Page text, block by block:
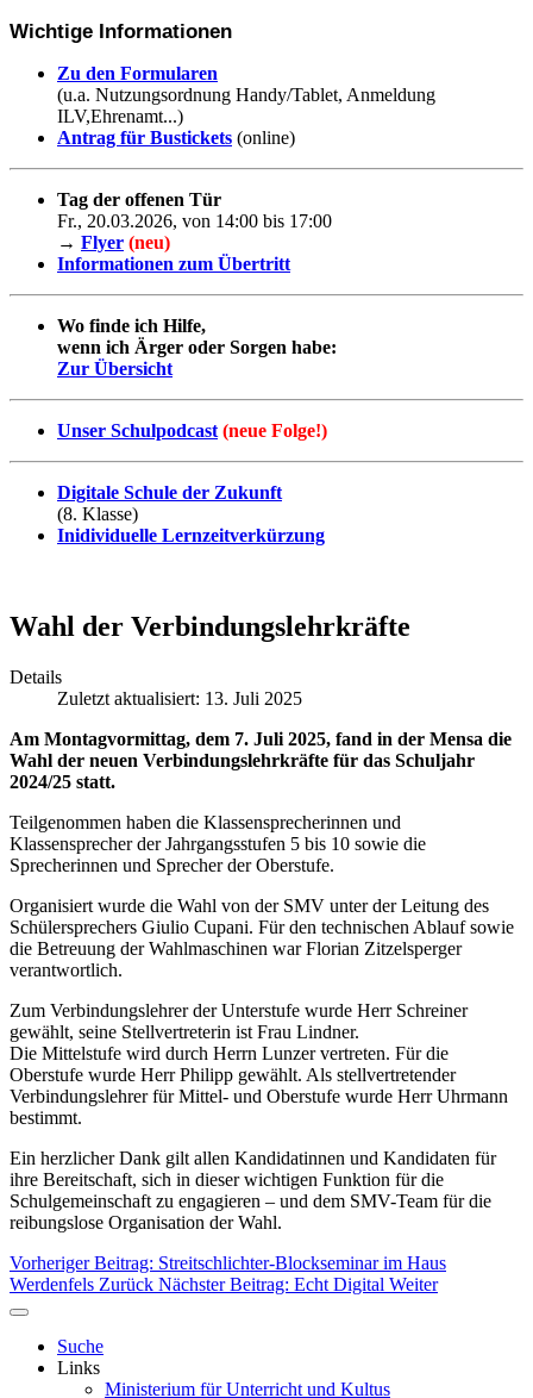
Wichtige Informationen
Zu den Formularen
(u.a. Nutzungsordnung Handy/Tablet, Anmeldung
ILV,Ehrenamt...)
Antrag für Bustickets (online)
Tag der offenen Tür
Fr., 20.03.2026, von 14:00 bis 17:00
→ Flyer (neu)
Informationen zum Übertritt
Wo finde ich Hilfe,
wenn ich Ärger oder Sorgen habe:
Zur Übersicht
Unser Schulpodcast (neue Folge!)
Digitale Schule der Zukunft
(8. Klasse)
Inidividuelle Lernzeitverkürzung
Wahl der Verbindungslehrkräfte
Details
Zuletzt aktualisiert: 13. Juli 2025
Am Montagvormittag, dem 7. Juli 2025, fand in der Mensa die
Wahl der neuen Verbindungslehrkräfte für das Schuljahr
2024/25 statt.
Teilgenommen haben die Klassensprecherinnen und
Klassensprecher der Jahrgangsstufen 5 bis 10 sowie die
Sprecherinnen und Sprecher der Oberstufe.
Organisiert wurde die Wahl von der SMV unter der Leitung des
Schülersprechers Giulio Cupani. Für den technischen Ablauf sowie
die Betreuung der Wahlmaschinen war Florian Zitzelsperger
verantwortlich.
Zum Verbindungslehrer der Unterstufe wurde Herr Schreiner
gewählt, seine Stellvertreterin ist Frau Lindner.
Die Mittelstufe wird durch Herrn Lunzer vertreten. Für die
Oberstufe wurde Herr Philipp gewählt. Als stellvertretender
Verbindungslehrer für Mittel- und Oberstufe wurde Herr Uhrmann
bestimmt.
Ein herzlicher Dank gilt allen Kandidatinnen und Kandidaten für
ihre Bereitschaft, sich in dieser wichtigen Funktion für die
Schulgemeinschaft zu engagieren – und dem SMV-Team für die
reibungslose Organisation der Wahl.
Vorheriger Beitrag: Streitschlichter-Blockseminar im Haus
Werdenfels Zurück Nächster Beitrag: Echt Digital Weiter
Suche
Links
Ministerium für Unterricht und Kultus